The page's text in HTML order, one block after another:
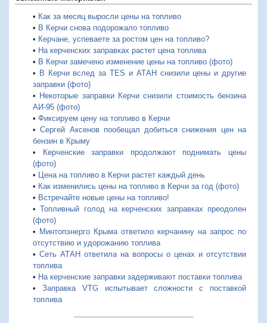
• Как за месяц выросли цены на топливо
• В Керчи снова подорожало топливо
• Керчане, успеваете за ростом цен на топливо?
• На керченских заправках растет цена топлива
• В Керчи замечено изменение цены на топливо (фото)
• В Керчи вслед за ТES и АТАН снизили цены и другие
заправки (фото)
• Некоторые заправки Керчи снизили стоимость бензина
АИ-95 (фото)
• Фиксируем цену на топливо в Керчи
•Сергей Аксенов пообещал добиться снижения цен на
бензин в Крыму
•
Керченские заправки продолжают поднимать цены
(фото)
• Цена на топливо в Керчи растет каждый день
• Как изменились цены на топливо в Керчи за год (фото)
• Встречайте новые цены на топливо!
•Топливный голод на керченских заправках преодолен
(фото)
• Минтопэнерго Крыма ответило керчанину на запрос по
отсутствию и удорожанию топлива
• Сеть АТАН ответила на вопросы о ценах и отсутствии
топлива
• На керченские заправки задерживают поставки топлива
• Заправка VTG испытывает сложности с поставкой
топлива